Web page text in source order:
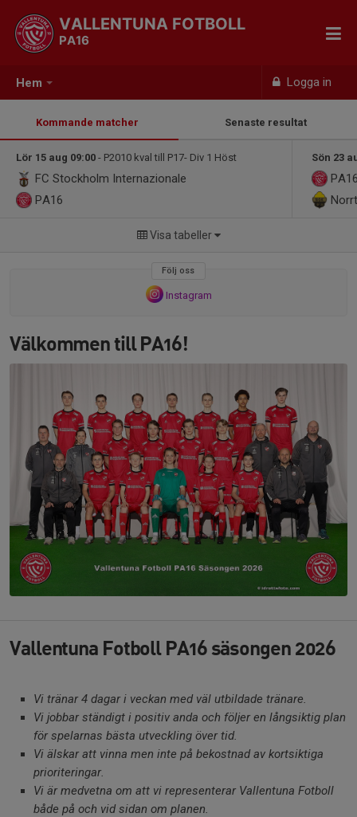
Hem Logga in
VALLENTUNA FOTBOLL
PA16
Kommande matcher Senaste resultat
Lör 15 aug 09:00 - P2010 kval till P17- Div 1 Höst
FC Stockholm Internazionale
PA16
Sön 23
Visa tabeller
Följ oss
Instagram
Välkommen till PA16!
Vallentuna Fotboll PA16 säsongen 2026
Vi tränar 4 dagar i veckan med väl utbildade tränare.
Vi jobbar ständigt i positiv anda och följer en långsiktig plan
för spelarnas bästa utveckling över tid.
Vi älskar att vinna men inte på bekostnad av kortsiktiga
prioriteringar.
Vi är medvetna om att vi representerar Vallentuna Fotboll
både på och vid sidan om planen.